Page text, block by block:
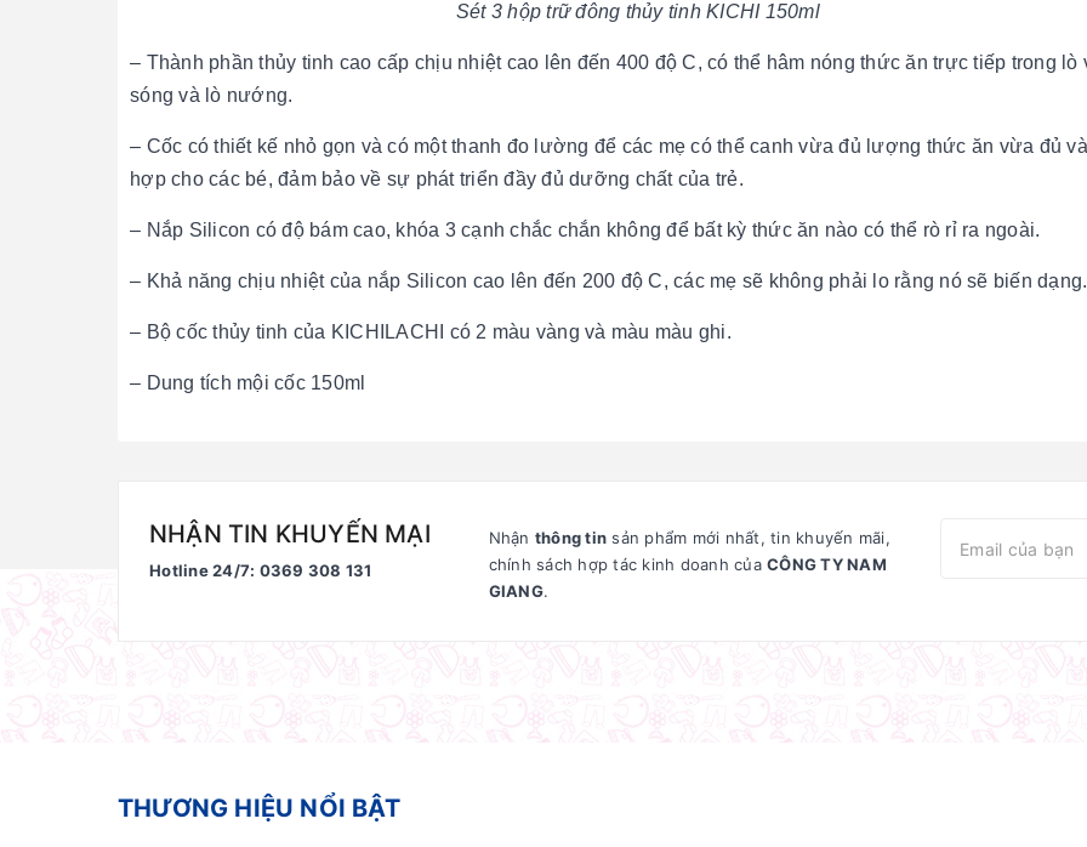
Sét 3 hộp trữ đông thủy tinh KICHI 150ml
– Thành phần thủy tinh cao cấp chịu nhiệt cao lên đến 400 độ C, có thể hâm nóng thức ăn trực tiếp trong lò
sóng và lò nướng.
– Cốc có thiết kế nhỏ gọn và có một thanh đo lường để các mẹ có thể canh vừa đủ lượng thức ăn vừa đủ
hợp cho các bé, đảm bảo về sự phát triển đầy đủ dưỡng chất của trẻ.
– Nắp Silicon có độ bám cao, khóa 3 cạnh chắc chắn không để bất kỳ thức ăn nào có thể rò rỉ ra ngoài.
– Khả năng chịu nhiệt của nắp Silicon cao lên đến 200 độ C, các mẹ sẽ không phải lo rằng nó sẽ biến dạng.
– Bộ cốc thủy tinh của KICHILACHI có 2 màu vàng và màu màu ghi.
– Dung tích mội cốc 150ml
NHẬN TIN KHUYẾN MẠI
Hotline 24/7: 0369 308 131
Nhận thông tin sản phẩm mới nhất, tin khuyến mãi,
chính sách hợp tác kinh doanh của CÔNG TY NAM
GIANG.
THƯƠNG HIỆU NỔI BẬT